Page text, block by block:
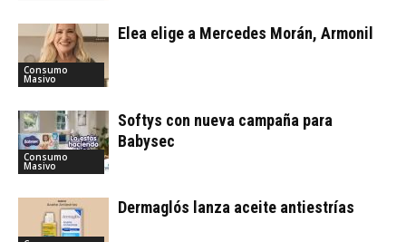
Consumo
Masivo
Elea elige a Mercedes Morán, Armonil
Consumo
Masivo
Softys con nueva campaña para
Babysec
Dermaglós lanza aceite antiestrías